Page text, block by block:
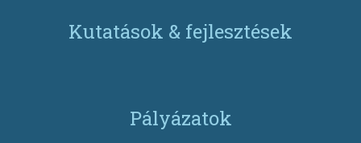
Kutatások & fejlesztések
Pályázatok